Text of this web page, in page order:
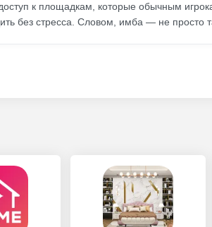
к площадкам, которые обычным
без стресса. Словом, имба — не просто